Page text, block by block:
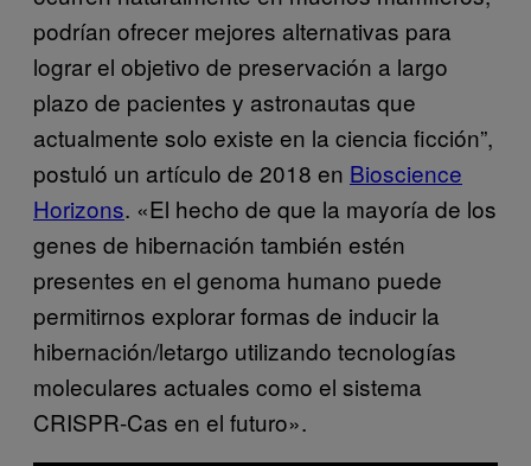
podrían ofrecer mejores alternativas para
lograr el objetivo de preservación a largo
plazo de pacientes y astronautas que
actualmente solo existe en la ciencia ficción”,
postuló un artículo de 2018 en Bioscience
Horizons. «El hecho de que la mayoría de los
genes de hibernación también estén
presentes en el genoma humano puede
permitirnos explorar formas de inducir la
hibernación/letargo utilizando tecnologías
moleculares actuales como el sistema
CRISPR-Cas en el futuro».